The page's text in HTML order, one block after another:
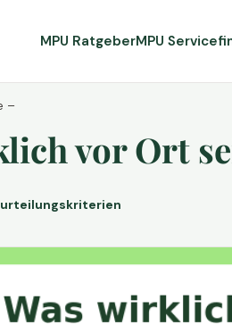
MPU RatgeberMPU
–
vor Ort